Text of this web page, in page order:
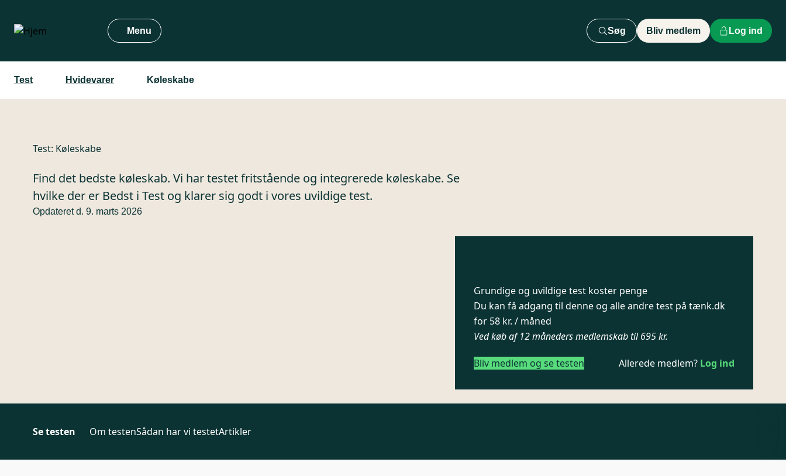
hovedindhold
Menu Søg Bliv medlem Log ind
Test Hvidevarer Køleskabe
Test: Køleskabe
Find det bedste køleskab. Vi har testet fritstående og integrerede køleskabe. Se
hvilke der er Bedst i Test og klarer sig godt i vores uvildige test.
Opdateret d. 9. marts 2026
Grundige og uvildige test koster penge
Du kan få adgang til denne og alle andre test på tænk.dk
for 58 kr. / måned
Ved køb af 12 måneders medlemskab til 695 kr.
Bliv medlem og se testen Allerede medlem? Log ind
Se testen Om testenSådan har vi testetArtikler